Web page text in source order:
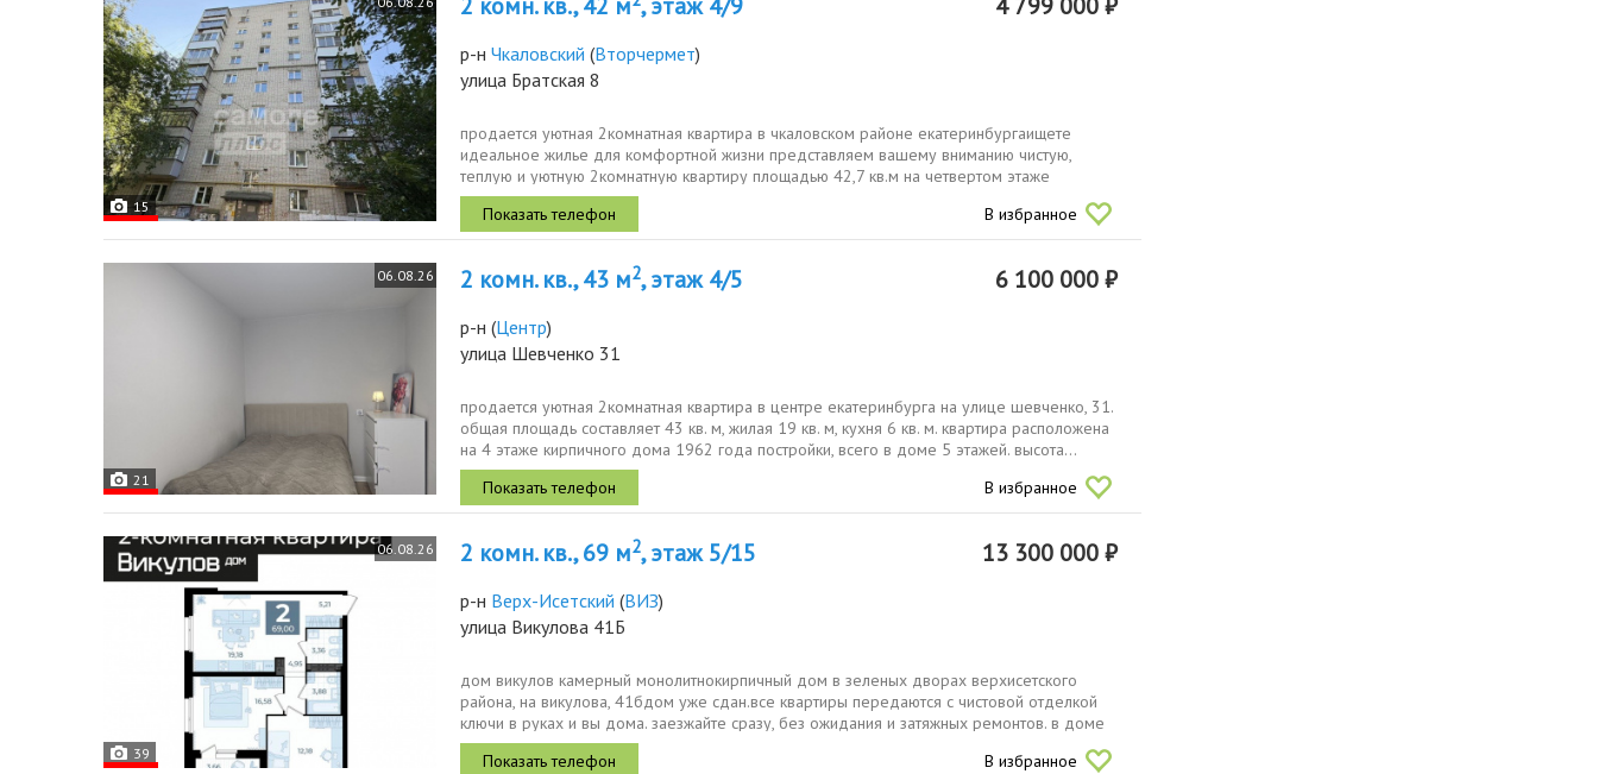
15
р-н Чкаловский (Вторчермет)
улица Братская 8
продается уютная 2комнатная квартира в чкаловском районе екатеринбургаищете
идеальное жилье для комфортной жизни представляем вашему вниманию чистую,
теплую и уютную 2комнатную квартиру площадью 42,7 кв.м на четвертом этаже
надежного кирпичного...
В избранное
06.08.26
21
2 комн. кв., 43 м2, этаж 4/5 6 100 000 ₽
р-н (Центр)
улица Шевченко 31
продается уютная 2комнатная квартира в центре екатеринбурга на улице шевченко, 31.
общая площадь составляет 43 кв. м, жилая 19 кв. м, кухня 6 кв. м. квартира расположена
на 4 этаже кирпичного дома 1962 года постройки, всего в доме 5 этажей. высота...
В избранное
06.08.26
39
2 комн. кв., 69 м2, этаж 5/15 13 300 000 ₽
р-н Верх-Исетский (ВИЗ)
улица Викулова 41Б
дом викулов камерный монолитнокирпичный дом в зеленых дворах верхисетского
района, на викулова, 41бдом уже сдан.все квартиры передаются с чистовой отделкой
ключи в руках и вы дома. заезжайте сразу, без ожидания и затяжных ремонтов. в доме
один...
В избранное